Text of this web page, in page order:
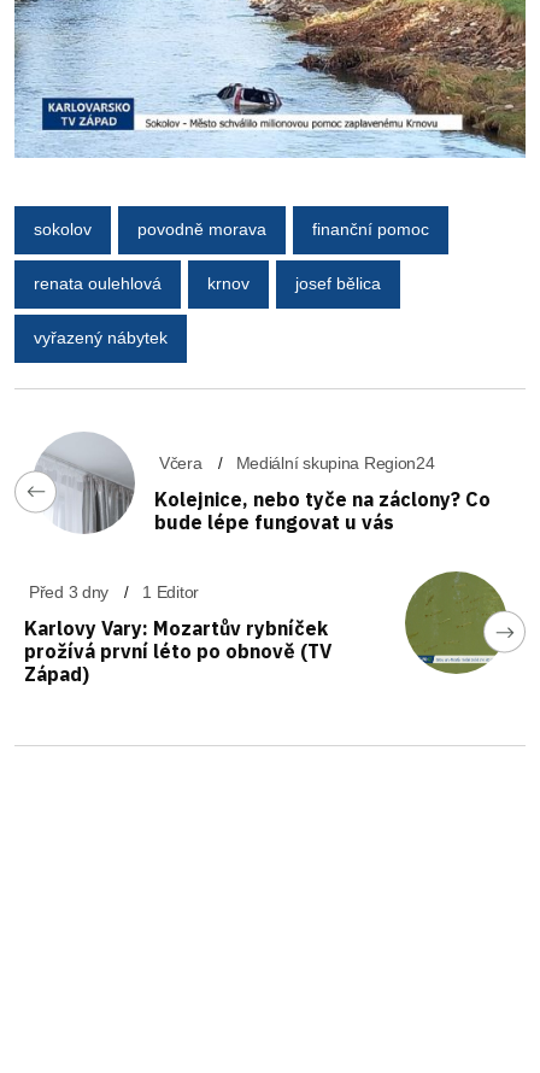
sokolov povodně morava finanční pomoc
renata oulehlová krnov josef bělica
vyřazený nábytek
Včera Mediální skupina Region24
Kolejnice, nebo tyče na záclony? Co
bude lépe fungovat u vás
Před 3 dny 1 Editor
Karlovy Vary: Mozartův rybníček
prožívá první léto po obnově (TV
Západ)